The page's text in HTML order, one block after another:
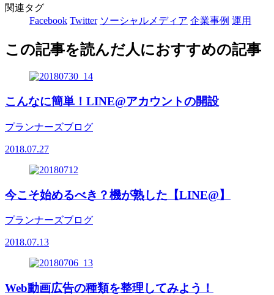
関連タグ
Facebook Twitter ソーシャルメディア 企業事例 運用
この記事を読んだ人におすすめの記事
こんなに簡単！LINE@アカウントの開設
プランナーズブログ
2018.07.27
今こそ始めるべき？機が熟した【LINE@】
プランナーズブログ
2018.07.13
Web動画広告の種類を整理してみよう！